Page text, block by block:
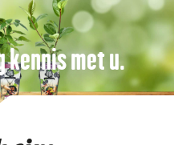
kennis met u.